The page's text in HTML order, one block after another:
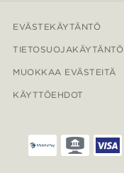
EVÄSTEKÄYTÄNTÖ
TIETOSUOJAKÄYTÄNTÖ
MUOKKAA EVÄSTEITÄ
KÄYTTÖEHDOT